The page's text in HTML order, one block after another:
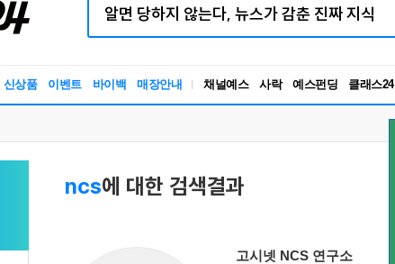
신상품 이벤트 바이백 매장안내 채널예스 사락 예스펀딩 클래스24
ncs에 대한 검색결과
고시넷 NCS 연구소